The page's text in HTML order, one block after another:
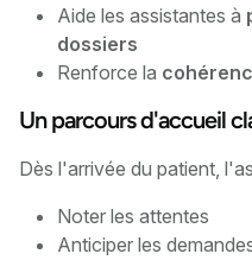
Aide les assistantes à
dossiers
Renforce la
Un parcours d'accueil
Dès l'arrivée du patient,
Noter les attentes
Anticiper les